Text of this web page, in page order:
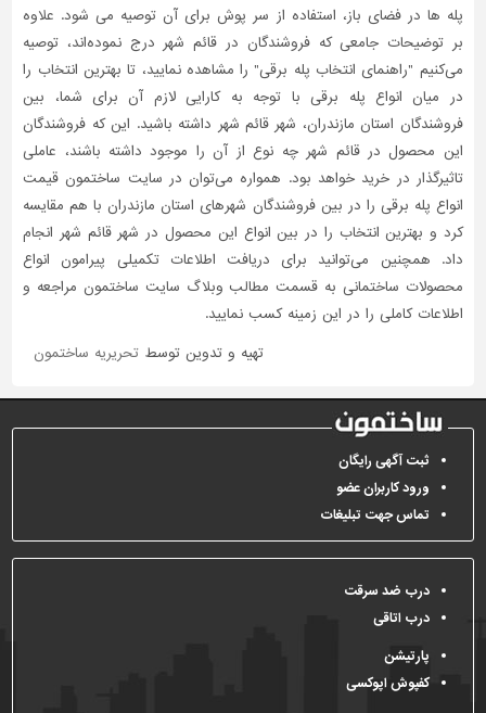
پله ها در فضای باز، استفاده از سر پوش برای آن توصیه می شود. علاوه
بر توضیحات جامعی که فروشندگان در قائم شهر درج نموده‌اند، توصیه
می‌کنیم "راهنمای انتخاب پله برقی" را مشاهده نمایید، تا بهترین انتخاب را
در میان انواع پله برقی با توجه به کارایی لازم آن برای شما، بین
فروشندگان استان مازندران، شهر قائم شهر داشته باشید. این که فروشندگان
این محصول در قائم شهر چه نوع از آن را موجود داشته باشند، عاملی
تاثیر‌گذار در خرید خواهد بود. همواره می‌توان در سایت ساختمون قیمت
انواع پله برقی را در بین فروشندگان شهرهای استان مازندران با هم مقایسه
کرد و بهترین انتخاب را در بین انواع این محصول در شهر قائم شهر انجام
داد. همچنین می‌توانید برای دریافت اطلاعات تکمیلی پیرامون انواع
محصولات ساختمانی به قسمت مطالب وبلاگ سایت ساختمون مراجعه و
اطلاعات کاملی را در این زمینه کسب نمایید.
تهیه و تدوین توسط تحریریه ساختمون
ثبت آگهی رایگان
ورود کاربران عضو
تماس جهت تبلیغات
درب ضد سرقت
درب اتاقی
پارتیشن
کفپوش اپوکسی